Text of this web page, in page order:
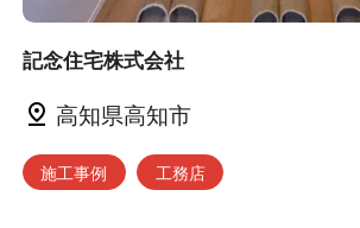
記念住宅株式会社
高知県高知市
施工事例 工務店